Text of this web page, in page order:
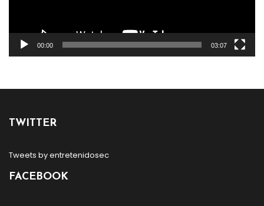
00:00 03:07
TWITTER
Tweets by entretenidosec
FACEBOOK